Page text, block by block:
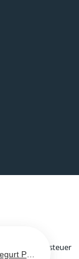
wird Umsatzsteuer